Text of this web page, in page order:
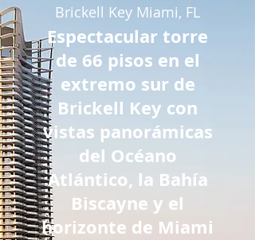
Brickell Key Miami, FL
Espectacular torre
de 66 pisos en el
extremo sur de
Brickell Key con
vistas panorámicas
del Océano
Atlántico, la Bahía
Biscayne y el
horizonte de Miami